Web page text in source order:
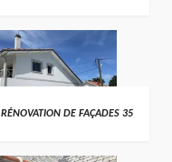
RÉNOVATION DE FAÇADES 35